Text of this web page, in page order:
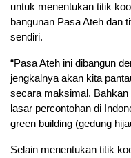
untuk menentukan titik
bangunan Pasa Ateh dan
sendiri.
“Pasa Ateh ini dibangun
jengkalnya akan kita
secara maksimal. Bahkan
lasar percontohan di
green building (gedung
Selain menentukan titik